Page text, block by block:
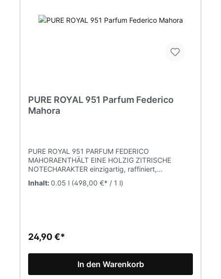
PURE ROYAL 951 Parfum Federico
Mahora
PURE ROYAL 951 PARFUM FEDERICO
MAHORAENTHÄLT EINE HOLZIG ZITRISCHE
NOTECHARAKTER einzigartig, raffiniert,
attraktivDUFTNOTENKOPFNOTE frische
Zitrusfrüchte, ZitroneHERZNOTE Kardamom,
von FM (Federico Mahora).
Inhalt: 0.05 l (498,00 €* / 1 l)
24,90 €*
In den Warenkorb